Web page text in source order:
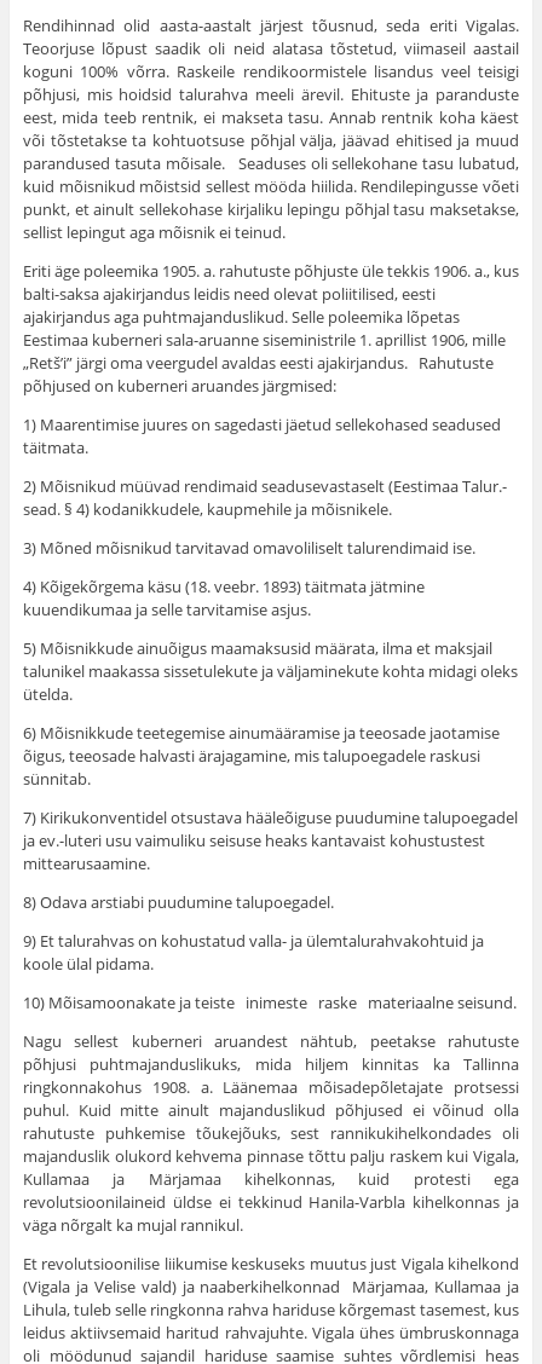
Rendihinnad olid aasta-aastalt järjest tõusnud, seda eriti Vi­galas.
Teoorjuse lõpust saadik oli neid alatasa tõstetud, viima­seil aastail
koguni 100% võrra. Raskeile rendikoormistele li­sandus veel teisigi
põhjusi, mis hoidsid talurahva meeli ärevil. Ehi­tuste ja paranduste
eest, mida teeb rentnik, ei makseta tasu. Annab rentnik koha käest
või tõstetakse ta kohtuotsuse põhjal välja, jää­vad ehitised ja muud
parandused tasuta mõisale. Seaduses oli sellekohane tasu lubatud,
kuid mõisnikud mõistsid sellest mööda hiilida. Rendilepingusse võeti
punkt, et ainult sellekohase kirja­liku lepingu põhjal tasu maksetakse,
sellist lepingut aga mõisnik ei teinud.
Eriti äge poleemika 1905. a. rahutuste põhjuste üle tekkis 1906. a., kus
balti-saksa ajakirjandus leidis need olevat poliitili­sed, eesti
ajakirjandus aga puhtmajanduslikud. Selle poleemika lõ­petas
Eestimaa kuberneri sala-aruanne siseministrile 1. aprillist 1906, mille
„Retš’i” järgi oma veergudel avaldas eesti ajakirjan­dus. Rahutuste
põhjused on kuberneri aruandes järgmised:
1) Maarentimise juures on sagedasti jäetud sellekohased sea­dused
täitmata.
2) Mõisnikud müüvad rendimaid seadusevastaselt (Eestimaa Talur.-
sead. § 4) kodanikkudele, kaupmehile ja mõisnikele.
3) Mõned mõisnikud tarvitavad omavoliliselt talurendimaid ise.
4) Kõigekõrgema käsu (18. veebr. 1893) täitmata jätmine
kuuendikumaa ja selle tarvitamise asjus.
5) Mõisnikkude ainuõigus maamaksusid määrata, ilma et maksjail
talunikel maakassa sissetulekute ja väljaminekute kohta midagi oleks
ütelda.
6) Mõisnikkude teetegemise ainumääramise ja teeosade jao­tamise
õigus, teeosade halvasti ärajagamine, mis talupoegadele raskusi
sünnitab.
7) Kirikukonventidel otsustava hääleõiguse puudumine talupoegadel
ja ev.-luteri usu vaimuliku seisuse heaks kantavaist kohustustest
mittearusaamine.
8) Odava arstiabi puudumine talupoegadel.
9) Et talurahvas on kohustatud valla- ja ülemtalurahvakohtuid ja
koole ülal pidama.
10) Mõisamoonakate ja teiste inimeste raske materiaalne seisund.
Nagu sellest kuberneri aruandest nähtub, peetakse rahutuste
põhjusi puhtmajanduslikuks, mida hiljem kinnitas ka Tallinna
ringkonnakohus 1908. a. Läänemaa mõisadepõletajate protsessi
puhul. Kuid mitte ainult majanduslikud põhjused ei võinud olla
rahutuste puhkemise tõukejõuks, sest rannikukihelkondades oli
majanduslik olukord kehvema pinnase tõttu palju raskem kui Vi­gala,
Kullamaa ja Märjamaa kihelkonnas, kuid protesti ega
revolutsioonilaineid üldse ei tekkinud Hanila-Varbla kihelkonnas ja
väga nõrgalt ka mujal rannikul.
Et revolutsioonilise liikumise keskuseks muutus just Vigala kihelkond
(Vigala ja Velise vald) ja naaberkihelkonnad Märja­maa, Kullamaa ja
Lihula, tuleb selle ringkonna rahva hariduse kõr­gemast tasemest, kus
leidus aktiivsemaid haritud rahvajuhte. Vi­gala ühes ümbruskonnaga
oli möödunud sajandil hariduse saa­mise suhtes võrdlemisi heas